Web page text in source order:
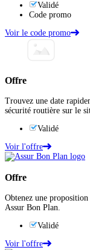
Validé
Code promo
Voir le code promo
Offre
Trouvez une date
sécurité routière sur le
Validé
Voir l'offre
Offre
Obtenez une proposition
Assur Bon Plan.
Validé
Voir l'offre